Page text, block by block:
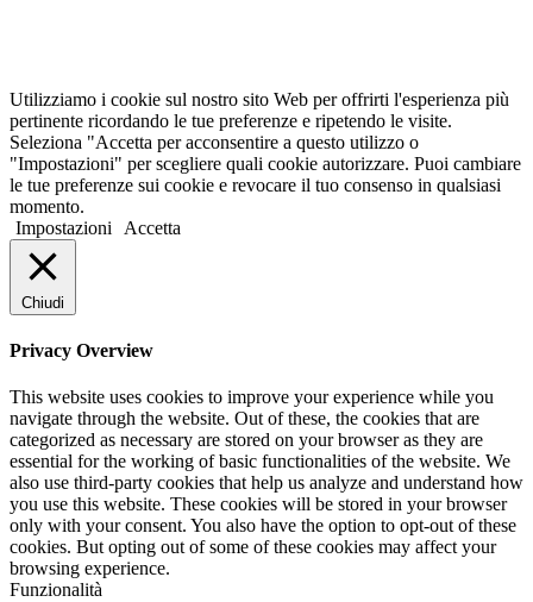
Utilizziamo i cookie sul nostro sito Web per offrirti l'esperienza più
pertinente ricordando le tue preferenze e ripetendo le visite.
Seleziona "Accetta per acconsentire a questo utilizzo o
"Impostazioni" per scegliere quali cookie autorizzare. Puoi cambiare
le tue preferenze sui cookie e revocare il tuo consenso in qualsiasi
momento.
Impostazioni
Accetta
Chiudi
Privacy Overview
This website uses cookies to improve your experience while you
navigate through the website. Out of these, the cookies that are
categorized as necessary are stored on your browser as they are
essential for the working of basic functionalities of the website. We
also use third-party cookies that help us analyze and understand how
you use this website. These cookies will be stored in your browser
only with your consent. You also have the option to opt-out of these
cookies. But opting out of some of these cookies may affect your
browsing experience.
Funzionalità